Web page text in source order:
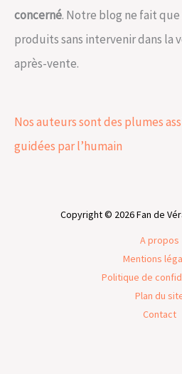
concerné. Notre blog ne fait
produits sans intervenir dans la
après-vente.
Nos auteurs sont des plumes
guidées par l’humain
Copyright © 2026 Fan de
A propos
Mentions
Politique de
Plan du
Contact